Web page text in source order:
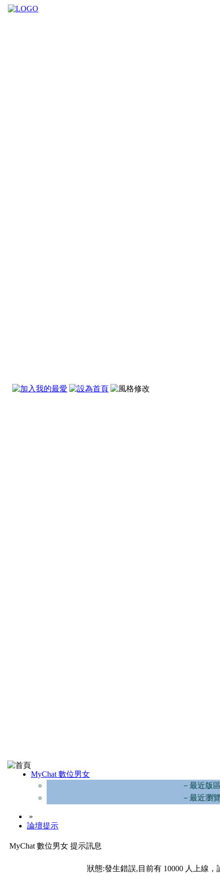
MyChat 數位男女
－最近版
－最近瀏
»
論壇提示
MyChat 數位男女 提示訊息
狀態:發生錯誤,目前有 10000 人上線